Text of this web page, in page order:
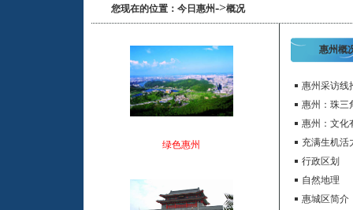
您现在的位置： 今日惠州->概况
绿色惠州
惠州概
惠州采访线
惠州：珠三
惠州：文化
充满生机
行政区划
自然地理
惠城区简介